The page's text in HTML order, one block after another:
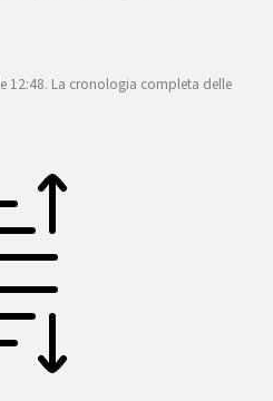
12:48. La cronologia completa delle